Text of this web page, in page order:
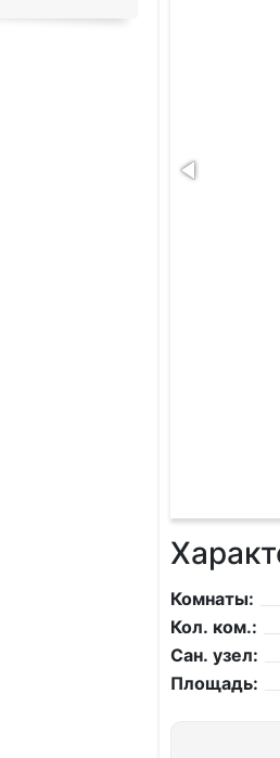
Комнаты:
Кол. ком.:
Сан. узел:
Площадь: